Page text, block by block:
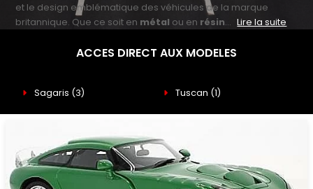
et le design emblématique des véhicules de la marque
britannique. Que ce soit en métal ou en résin... Lire la suite
ACCES DIRECT AUX MODELES
Sagaris (3) Tuscan (1)